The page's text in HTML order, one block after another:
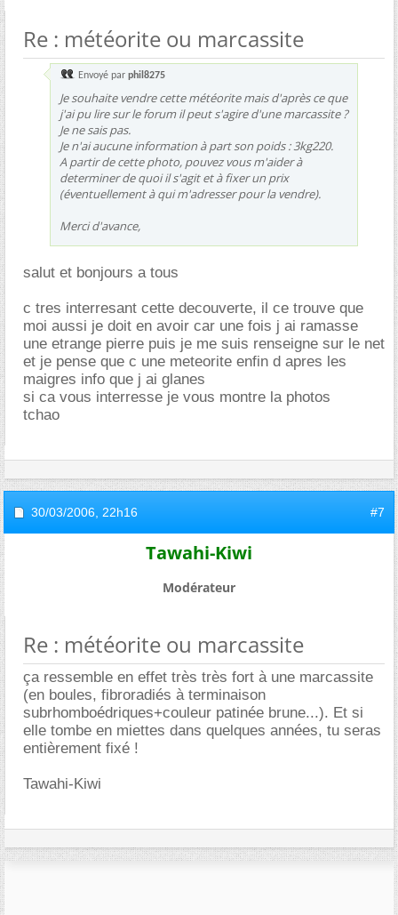
Re : météorite ou marcassite
Envoyé par phil8275
Je souhaite vendre cette météorite mais d'après ce que
j'ai pu lire sur le forum il peut s'agire d'une marcassite ?
Je ne sais pas.
Je n'ai aucune information à part son poids : 3kg220.
A partir de cette photo, pouvez vous m'aider à
determiner de quoi il s'agit et à fixer un prix
(éventuellement à qui m'adresser pour la vendre).
Merci d'avance,
salut et bonjours a tous
c tres interresant cette decouverte, il ce trouve que
moi aussi je doit en avoir car une fois j ai ramasse
une etrange pierre puis je me suis renseigne sur le net
et je pense que c une meteorite enfin d apres les
maigres info que j ai glanes
si ca vous interresse je vous montre la photos
tchao
30/03/2006, 22h16 #7
Tawahi-Kiwi
Modérateur
Re : météorite ou marcassite
ça ressemble en effet très très fort à une marcassite
(en boules, fibroradiés à terminaison
subrhomboédriques+couleur patinée brune...). Et si
elle tombe en miettes dans quelques années, tu seras
entièrement fixé !
Tawahi-Kiwi